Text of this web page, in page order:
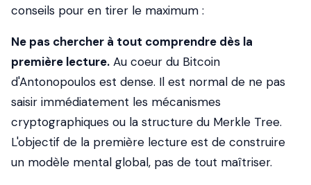
conseils pour en tirer le maximum :
Ne pas chercher à tout comprendre dès la
première lecture. Au coeur du Bitcoin
d'Antonopoulos est dense. Il est normal de ne pas
saisir immédiatement les mécanismes
cryptographiques ou la structure du Merkle Tree.
L'objectif de la première lecture est de construire
un modèle mental global, pas de tout maîtriser.